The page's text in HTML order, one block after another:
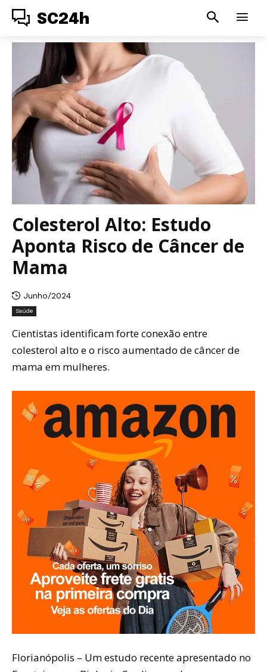
SC24h
Colesterol Alto: Estudo
Aponta Risco de Câncer de
Mama
Junho/2024
Saúde
Cientistas identificam forte conexão entre
colesterol alto e o risco aumentado de câncer de
mama em mulheres.
Florianópolis – Um estudo recente apresentado no